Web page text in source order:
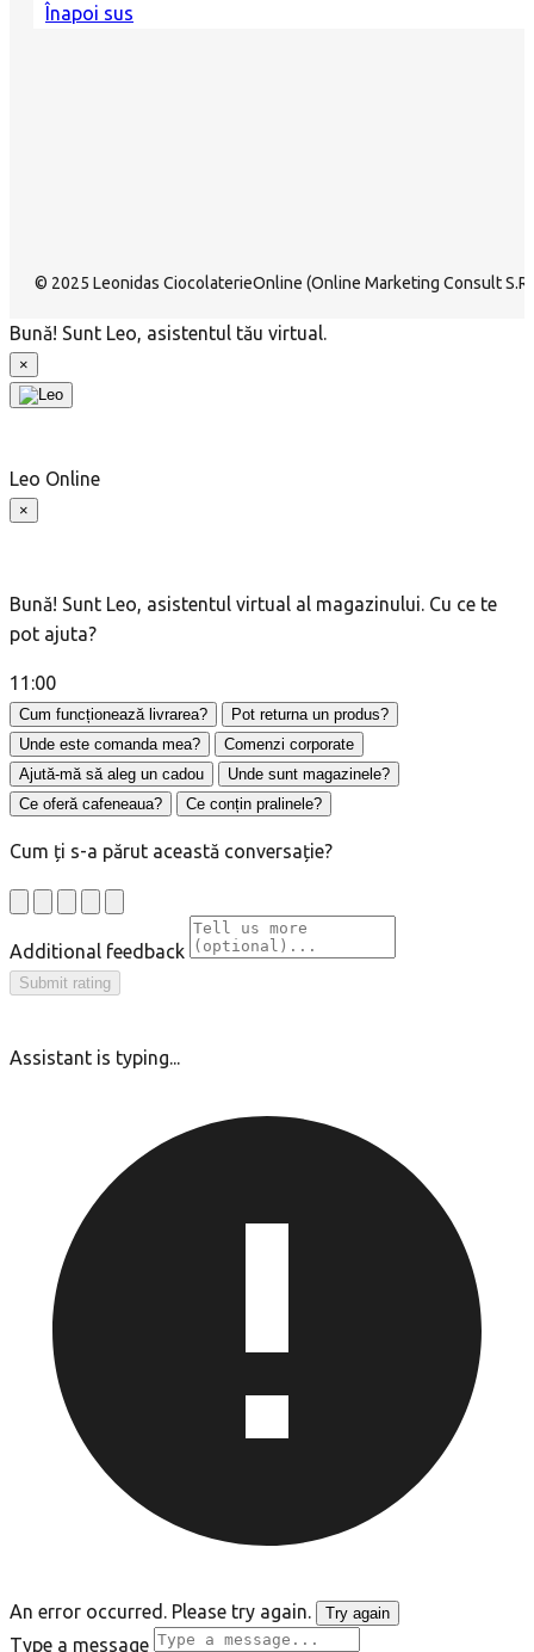
Înapoi sus
© 2025 Leonidas CiocolaterieOnline (Online Marketing Consult
Bună! Sunt Leo, asistentul tău virtual.
×
Leo Online
×
Bună! Sunt Leo, asistentul virtual al magazinului. Cu ce te
pot ajuta?
11:00
Cum funcționează livrarea?
Pot returna un produs?
Unde este comanda mea?
Comenzi corporate
Ajută-mă să aleg un cadou
Unde sunt magazinele?
Ce oferă cafeneaua?
Ce conțin pralinele?
Cum ți s-a părut această conversație?
Additional feedback
Submit rating
Assistant is typing...
An error occurred. Please try again. Try again
Type a message